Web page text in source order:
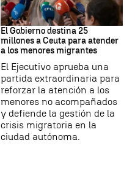
Crisis migratoria
El Gobierno destina 25
millones a Ceuta para atender
a los menores migrantes
El Ejecutivo aprueba una
partida extraordinaria para
reforzar la atención a los
menores no acompañados
y defiende la gestión de la
crisis migratoria en la
ciudad autónoma.